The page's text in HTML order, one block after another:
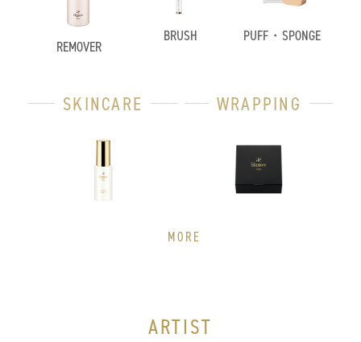
REMOVER
BRUSH PUFF・SPONGE
SKINCARE WRAPPING
MORE
ARTIST